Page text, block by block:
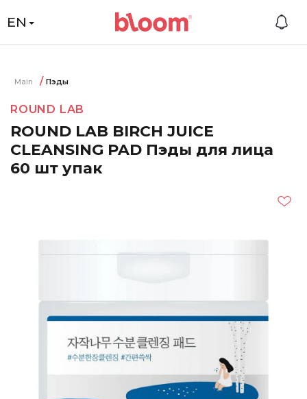
EN
Main Пэды
ROUND LAB
ROUND LAB BIRCH JUICE
CLEANSING PAD Пэды для лица
60 шт упак